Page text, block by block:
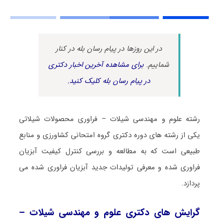
در این روزها در پیام رسان بله در کنار
شماییم.برای مشاهده آخرین اخبار دکتری
در پیام رسان بله کلیک کنید.
رشته علوم و مهندسی شیلات – ﻓﺮاوری ﻣﺤﺼﻮﻻت شیلاتی
یکی از رشته های دوره دکتری گروه امتحانی کشاورزی و منابع
طبیعی است که به مطالعه و بررسی کنترل کیفیت آبزیان
فراوری شده و معرفی تولیدات جدید آبزیان فراوری شده می
پردازد.
گرایش های دکتری علوم و مهندسی شیلات –